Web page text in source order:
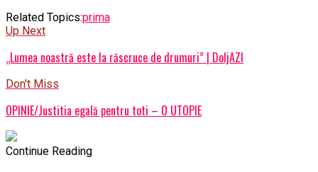
Related Topics:prima
Up Next
„Lumea noastră este la răscruce de drumuri” | DoljAZI
Don't Miss
OPINIE/Justitia egală pentru toti – O UTOPIE
Continue Reading